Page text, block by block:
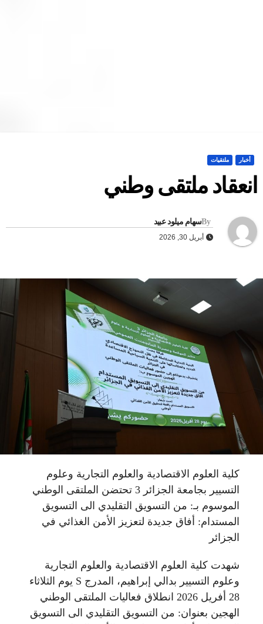
أخبار ملتقيات
ملتقى وطني
Byسهام ميلود عبيد
أبريل 30, 2026
كلية العلوم الاقتصادية والعلوم التجارية وعلوم
التسيير بجامعة الجزائر 3 تحتضن الملتقى الوطني
الموسوم بـ: من التسويق التقليدي الى التسويق
المستدام: أفاق جديدة لتعزيز الأمن الغذائي في
الجزائر
شهدت كلية العلوم الاقتصادية والعلوم التجارية
وعلوم التسيير بدالي إبراهيم، المدرج S يوم الثلاثاء
28 أفريل 2026 انطلاق فعاليات الملتقى الوطني
الهجين بعنوان: من التسويق التقليدي الى التسويق